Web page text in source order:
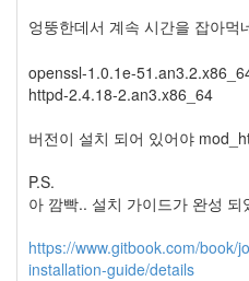
엉뚱한데서 계속 시간을 잡아먹
openssl-1.0.1e-
httpd-2.4.18-2.an3.x86_64
버전이 설치 되어 있어야
P.S.
아 깜빡.. 설치 가이드가 완성 되
https://www.gitbook.com/book/
installation-guide/details
5
Recent
Posts
Daweikala
1.5V
Li-
3800...